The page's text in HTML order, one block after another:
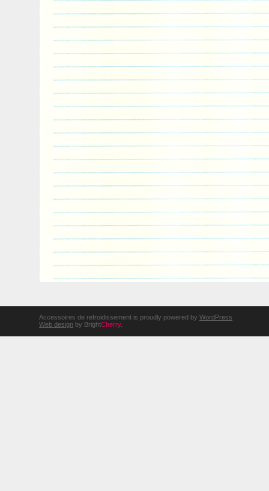
Accessoires de refroidissement is proudly powered by WordPress
Web design by BrightCherry.